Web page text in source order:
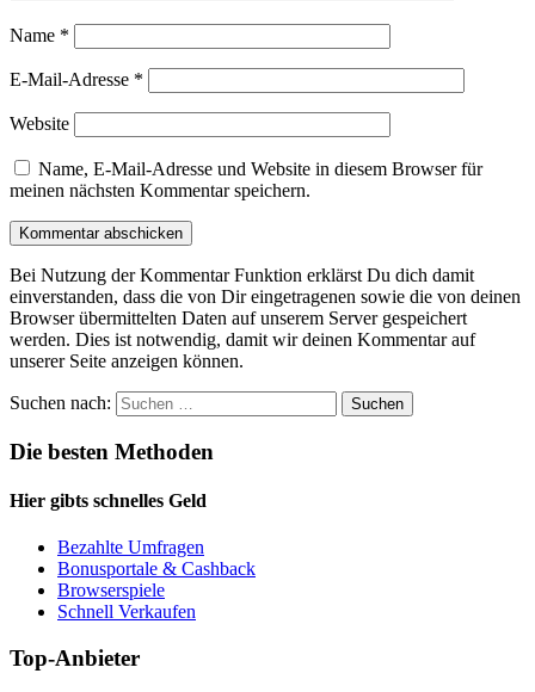
Name *
E-Mail-Adresse *
Website
Name, E-Mail-Adresse und Website in diesem Browser für
meinen nächsten Kommentar speichern.
Bei Nutzung der Kommentar Funktion erklärst Du dich damit
einverstanden, dass die von Dir eingetragenen sowie die von deinen
Browser übermittelten Daten auf unserem Server gespeichert
werden. Dies ist notwendig, damit wir deinen Kommentar auf
unserer Seite anzeigen können.
Suchen nach:
Die besten Methoden
Hier gibts schnelles Geld
Bezahlte Umfragen
Bonusportale & Cashback
Browserspiele
Schnell Verkaufen
Top-Anbieter